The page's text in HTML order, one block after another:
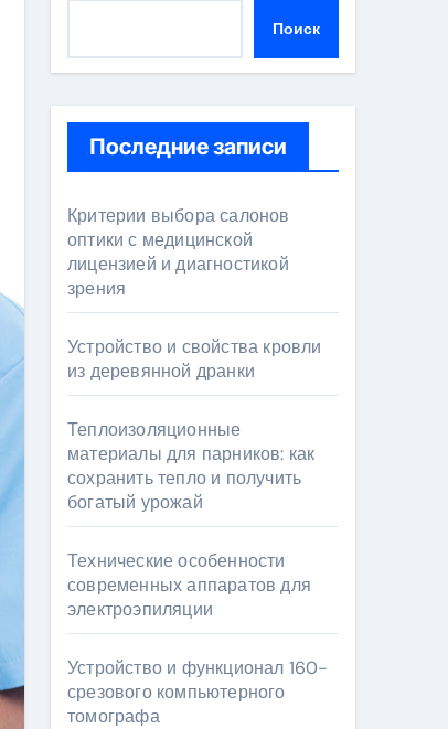
Поиск
Последние записи
Критерии выбора салонов
оптики с медицинской
лицензией и диагностикой
зрения
Устройство и свойства кровли
из деревянной дранки
Теплоизоляционные
материалы для парников: как
сохранить тепло и получить
богатый урожай
Технические особенности
современных аппаратов для
электроэпиляции
Устройство и функционал 160-
срезового компьютерного
томографа